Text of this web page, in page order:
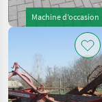
Machine d’occasion